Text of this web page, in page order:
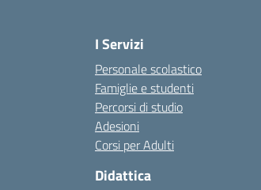
I Servizi
Personale scolastico
Famiglie e studenti
Percorsi di studio
Adesioni
Corsi per Adulti
Didattica